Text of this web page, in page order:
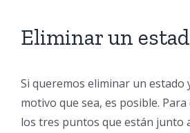
Eliminar un
Si queremos eliminar un estado
motivo que sea, es posible.
los tres puntos que están junto